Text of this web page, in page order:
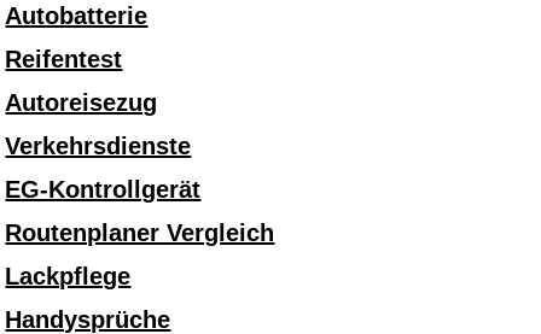
Autobatterie
Reifentest
Autoreisezug
Verkehrsdienste
EG-Kontrollgerät
Routenplaner Vergleich
Lackpflege
Handysprüche